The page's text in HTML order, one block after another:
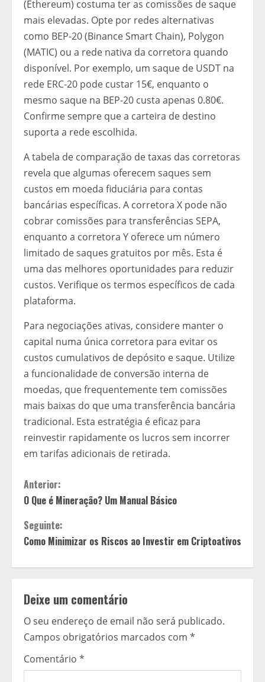
(Ethereum) costuma ter as comissões de saque
mais elevadas. Opte por redes alternativas
como BEP-20 (Binance Smart Chain), Polygon
(MATIC) ou a rede nativa da corretora quando
disponível. Por exemplo, um saque de USDT na
rede ERC-20 pode custar 15€, enquanto o
mesmo saque na BEP-20 custa apenas 0.80€.
Confirme sempre que a carteira de destino
suporta a rede escolhida.
A tabela de comparação de taxas das corretoras
revela que algumas oferecem saques sem
custos em moeda fiduciária para contas
bancárias específicas. A corretora X pode não
cobrar comissões para transferências SEPA,
enquanto a corretora Y oferece um número
limitado de saques gratuitos por mês. Esta é
uma das melhores oportunidades para reduzir
custos. Verifique os termos específicos de cada
plataforma.
Para negociações ativas, considere manter o
capital numa única corretora para evitar os
custos cumulativos de depósito e saque. Utilize
a funcionalidade de conversão interna de
moedas, que frequentemente tem comissões
mais baixas do que uma transferência bancária
tradicional. Esta estratégia é eficaz para
reinvestir rapidamente os lucros sem incorrer
em tarifas adicionais de retirada.
C
o
n
t
i
n
u
a
Anterior:
O Que é Mineração? Um Manual Básico
Seguinte:
Como Minimizar os Riscos ao Investir em Criptoativos
Deixe um comentário
O seu endereço de email não será publicado.
Campos obrigatórios marcados com *
Comentário *